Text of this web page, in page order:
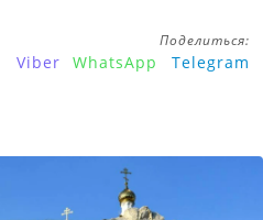
Поделиться:
Viber WhatsApp Telegram